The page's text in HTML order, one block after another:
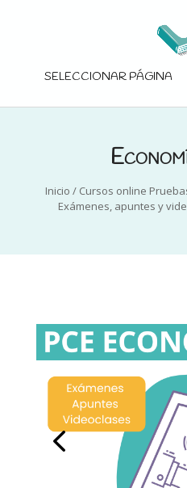
SELECCIONAR PÁGINA
Inicio / Cursos online
Exámenes, apuntes y